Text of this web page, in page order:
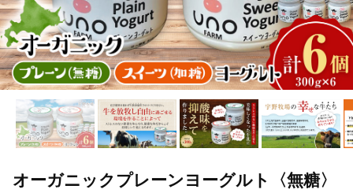
オーガニックプレーンヨーグルト〈無糖〉